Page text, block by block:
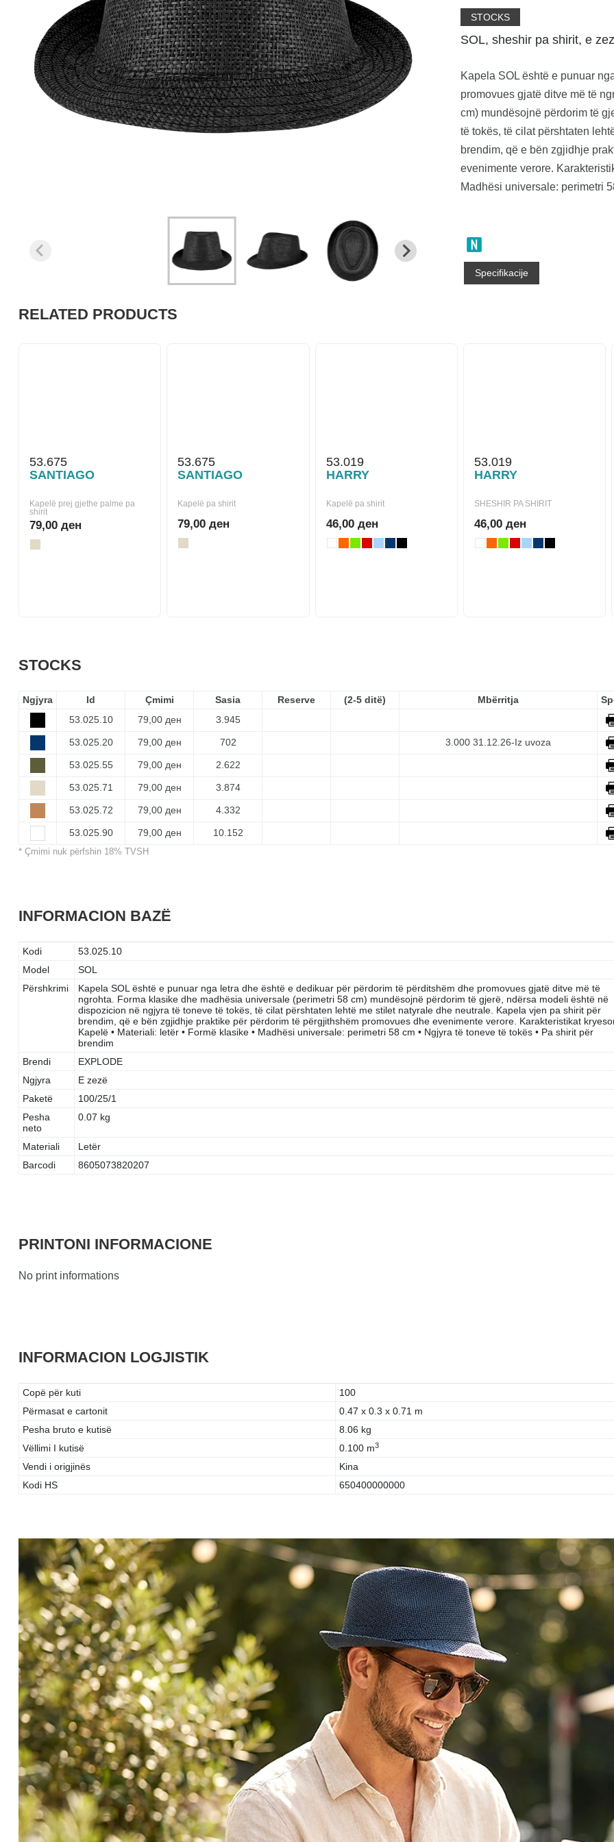
STOCKS
SOL, sheshir pa shirit, e
Kapela SOL është e punuar
promovues gjatë ditve më të
cm) mundësojnë përdorim të
të tokës, të cilat përshtaten
brendim, që e bën zgjidhje
evenimente verore.
Madhësi universale: perimetri
Specifikacije
RELATED PRODUCTS
53.675
SANTIAGO
Kapelë prej gjethe palme pa
shirit
79,00 ден
53.675
SANTIAGO
Kapelë pa shirit
79,00 ден
53.019
HARRY
Kapelë pa shirit
46,00 ден
53.019
HARRY
SHESHIR PA SHIRIT
46,00 ден
STOCKS
Ngjyra Id Çmimi Sasia Reserve (2-5 ditë) Mbërritja
53.025.10
79,00 ден 3.945
53.025.20 79,00 ден 702 3.000 31.12.26-Iz uvoza
53.025.55 79,00 ден 2.622
53.025.71 79,00 ден 3.874
53.025.72 79,00 ден 4.332
53.025.90 79,00 ден
10.152
* Çmimi nuk përfshin 18% TVSH
INFORMACION BAZË
Kodi
53.025.10
Model
SOL
Përshkrimi
Kapela SOL është e punuar nga letra dhe është e dedikuar për përdorim të përditshëm dhe promovues gjatë ditve më të
ngrohta. Forma klasike dhe madhësia universale (perimetri 58 cm) mundësojnë përdorim të gjerë, ndërsa modeli është në
dispozicion në ngjyra të toneve të tokës, të cilat përshtaten lehtë me stilet natyrale dhe neutrale. Kapela vjen pa shirit për
brendim, që e bën zgjidhje praktike për përdorim të përgjithshëm promovues dhe evenimente verore. Karakteristikat
Kapelë • Materiali: letër • Formë klasike • Madhësi universale: perimetri 58 cm • Ngjyra të toneve të tokës • Pa shirit për
brendim
Brendi
EXPLODE
Ngjyra
E zezë
Paketë
100/25/1
Pesha
neto
0.07 kg
Materiali
Letër
Barcodi
8605073820207
PRINTONI INFORMACIONE
No print informations
INFORMACION LOGJISTIK
Copë për kuti
100
Përmasat e cartonit
0.47 x 0.3 x 0.71 m
Pesha bruto e kutisë
8.06 kg
Vëllimi I kutisë
0.100 m3
Vendi i origjinës
Kina
Kodi HS
650400000000